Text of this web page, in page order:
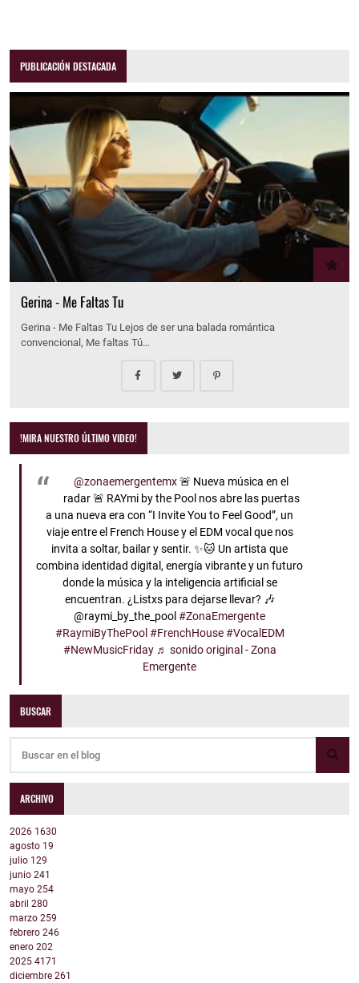
PUBLICACIÓN DESTACADA
Gerina - Me Faltas Tu
Gerina - Me Faltas Tu Lejos de ser una balada romántica
convencional, Me faltas Tú…
!MIRA NUESTRO ÚLTIMO VIDEO!
@zonaemergentemx🚨 Nueva música en el
radar 🚨 RAYmi by the Pool nos abre las puertas
a una nueva era con “I Invite You to Feel Good”, un
viaje entre el French House y el EDM vocal que nos
invita a soltar, bailar y sentir. ✨🐱 Un artista que
combina identidad digital, energía vibrante y un futuro
donde la música y la inteligencia artificial se
encuentran. ¿Listxs para dejarse llevar? 🎶
@raymi_by_the_pool#ZonaEmergente
#RaymiByThePool #FrenchHouse #VocalEDM
#NewMusicFriday ♬ sonido original - Zona
Emergente
BUSCAR
ARCHIVO
2026 1630
agosto 19
julio 129
junio 241
mayo 254
abril 280
marzo 259
febrero 246
enero 202
2025 4171
diciembre 261